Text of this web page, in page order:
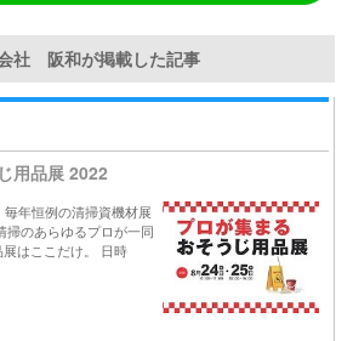
社 阪和が掲載した記事
用品展 2022
年恒例の清掃資機材展
掃のあらゆるプロが一同
はここだけ。 日時